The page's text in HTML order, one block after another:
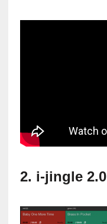
2. i-jingle 2.0